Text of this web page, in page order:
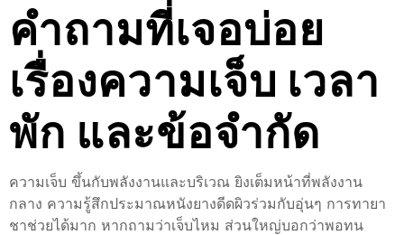
คำถามที่เจอบ่อย
เรื่องความเจ็บ เวลา
พัก และข้อจำกัด
ความเจ็บ ขึ้นกับพลังงานและบริเวณ ยิงเต็มหน้าที่พลังงาน
กลาง ความรู้สึกประมาณหนังยางดีดผิวร่วมกับอุ่นๆ การทายา
ชาช่วยได้มาก หากถามว่าเจ็บไหม ส่วนใหญ่บอกว่าพอทน